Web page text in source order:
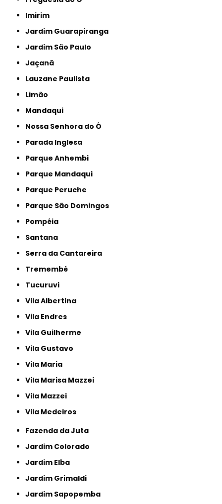
Imirim
Jardim Guarapiranga
Jardim São Paulo
Jaçanã
Lauzane Paulista
Limão
Mandaqui
Nossa Senhora do Ó
Parada Inglesa
Parque Anhembi
Parque Mandaqui
Parque Peruche
Parque São Domingos
Pompéia
Santana
Serra da Cantareira
Tremembé
Tucuruvi
Vila Albertina
Vila Endres
Vila Guilherme
Vila Gustavo
Vila Maria
Vila Marisa Mazzei
Vila Mazzei
Vila Medeiros
Fazenda da Juta
Jardim Colorado
Jardim Elba
Jardim Grimaldi
Jardim Sapopemba